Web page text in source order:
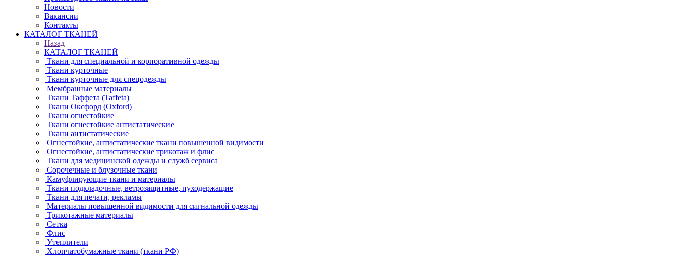
Новости
Вакансии
Контакты
КАТАЛОГ ТКАНЕЙ
Назад
КАТАЛОГ ТКАНЕЙ
Ткани для специальной и корпоративной одежды
Ткани курточные
Ткани курточные для спецодежды
Мембранные материалы
Ткани Таффета (Taffeta)
Ткани Оксфорд (Oxford)
Ткани огнестойкие
Ткани огнестойкие антистатические
Ткани антистатические
Огнестойкие, антистатические ткани повышенной видимости
Огнестойкие, антистатические трикотаж и флис
Ткани для медицинской одежды и служб сервиса
Сорочечные и блузочные ткани
Камуфлирующие ткани и материалы
Ткани подкладочные, ветрозащитные, пуходержащие
Ткани для печати, рекламы
Материалы повышенной видимости для сигнальной одежды
Трикотажные материалы
Сетка
Флис
Утеплители
Хлопчатобумажные ткани (ткани РФ)